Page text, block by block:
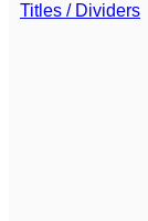
Titles / Dividers